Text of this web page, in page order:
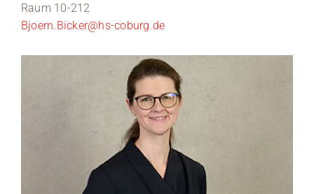
Raum 10-212
Bjoern.Bicker@hs-coburg.de